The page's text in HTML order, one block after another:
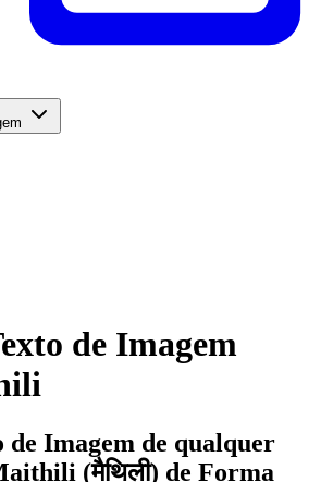
de Imagem
de Imagem de qualquer
(मैथिली) de Forma